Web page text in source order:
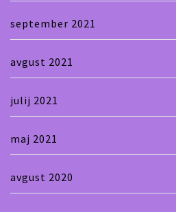
september 2021
avgust 2021
julij 2021
maj 2021
avgust 2020